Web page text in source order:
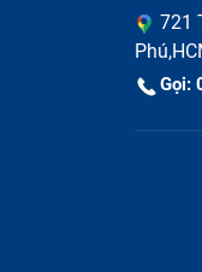
Linh
721
Gọi: